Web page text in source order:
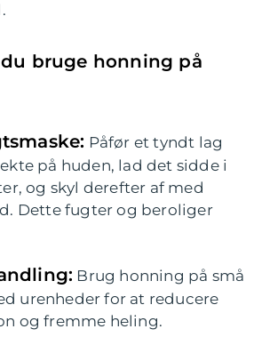
bruge honning på
Påfør et tyndt lag
på huden, lad det sidde i
og skyl derefter af med
Dette fugter og beroliger
Brug honning på små
urenheder for at reducere
og fremme heling.